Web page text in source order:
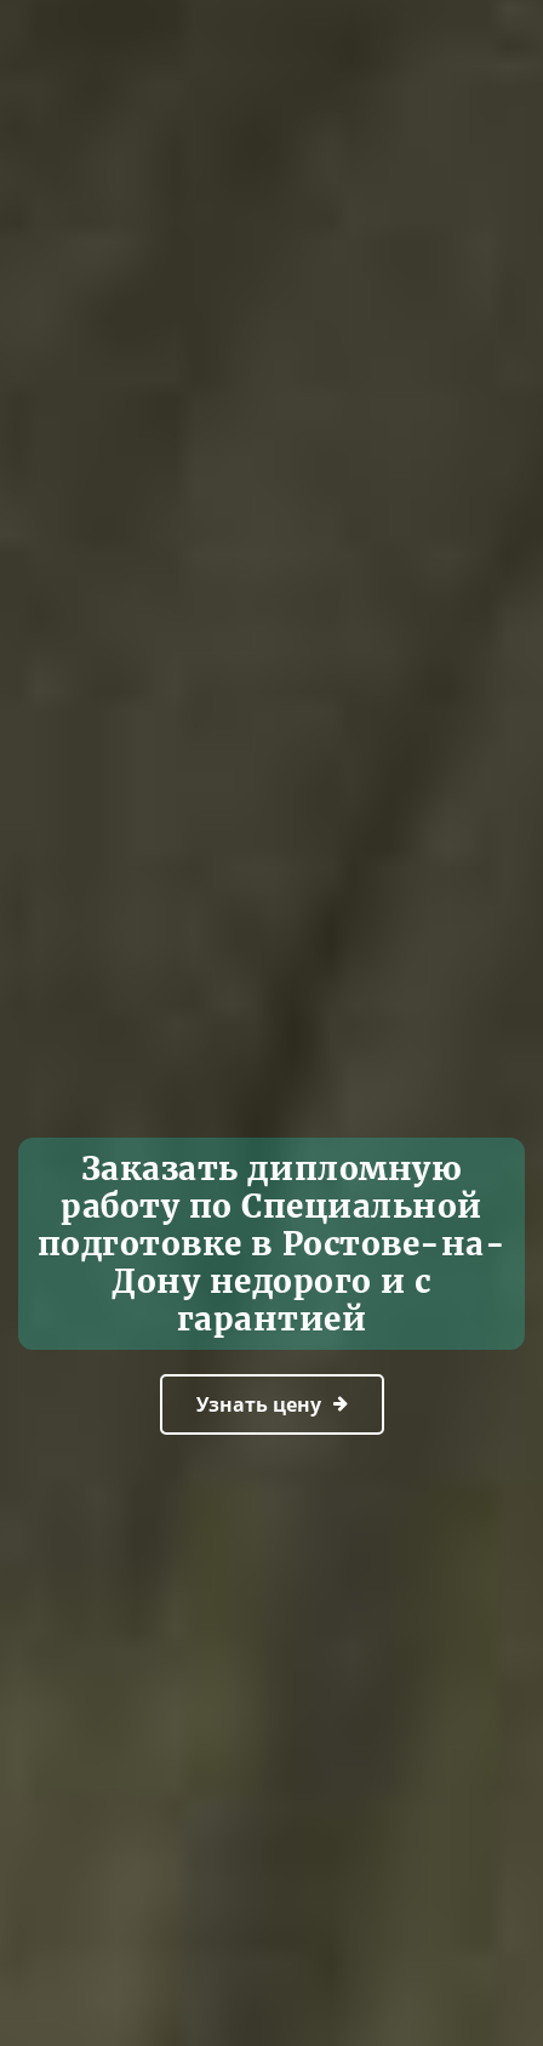
Заказать дипломную
работу по Специальной
подготовке в Ростове-на-
Дону недорого и с
гарантией
Узнать цену